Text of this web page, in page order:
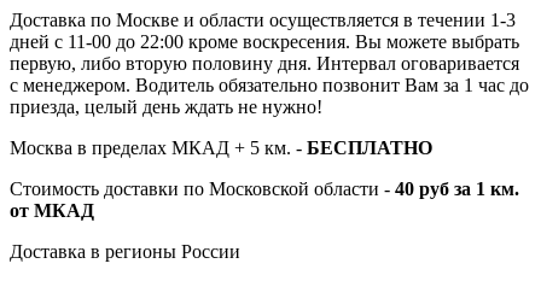
Доставка по Москве и области осуществляется в течении 1-3
дней с 11-00 до 22:00 кроме воскресения. Вы можете выбрать
первую, либо вторую половину дня. Интервал оговаривается
с менеджером. Водитель обязательно позвонит Вам за 1 час до
приезда, целый день ждать не нужно!
Москва в пределах МКАД + 5 км. - БЕСПЛАТНО
Стоимость доставки по Московской области - 40 руб за 1 км.
от МКАД
Доставка в регионы России